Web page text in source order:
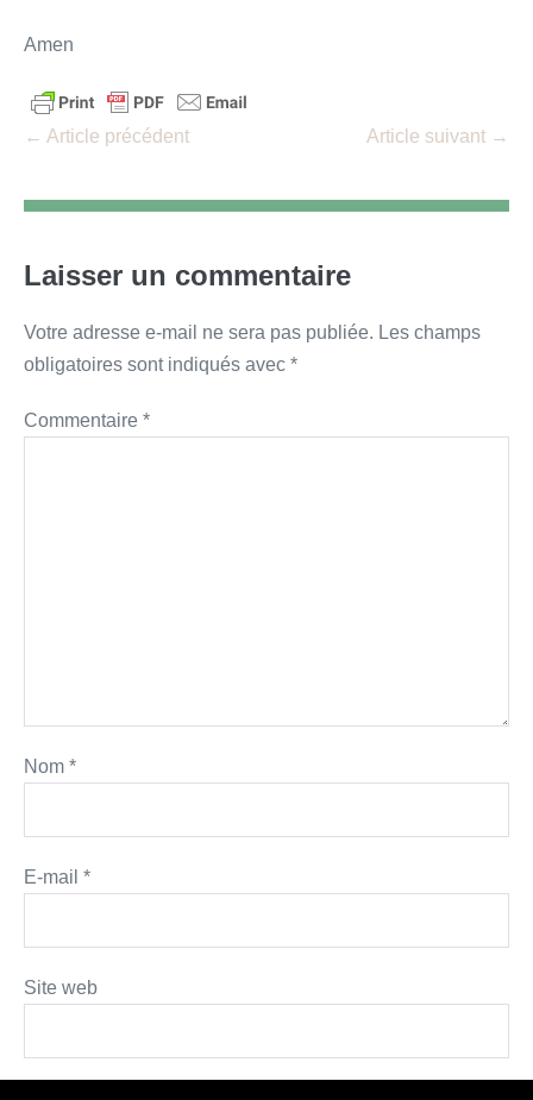
Amen
Navigation
← Article précédent Article suivant →
Laisser un commentaire
Votre adresse e-mail ne sera pas publiée. Les champs
obligatoires sont indiqués avec *
Commentaire *
Nom *
E-mail *
Site web